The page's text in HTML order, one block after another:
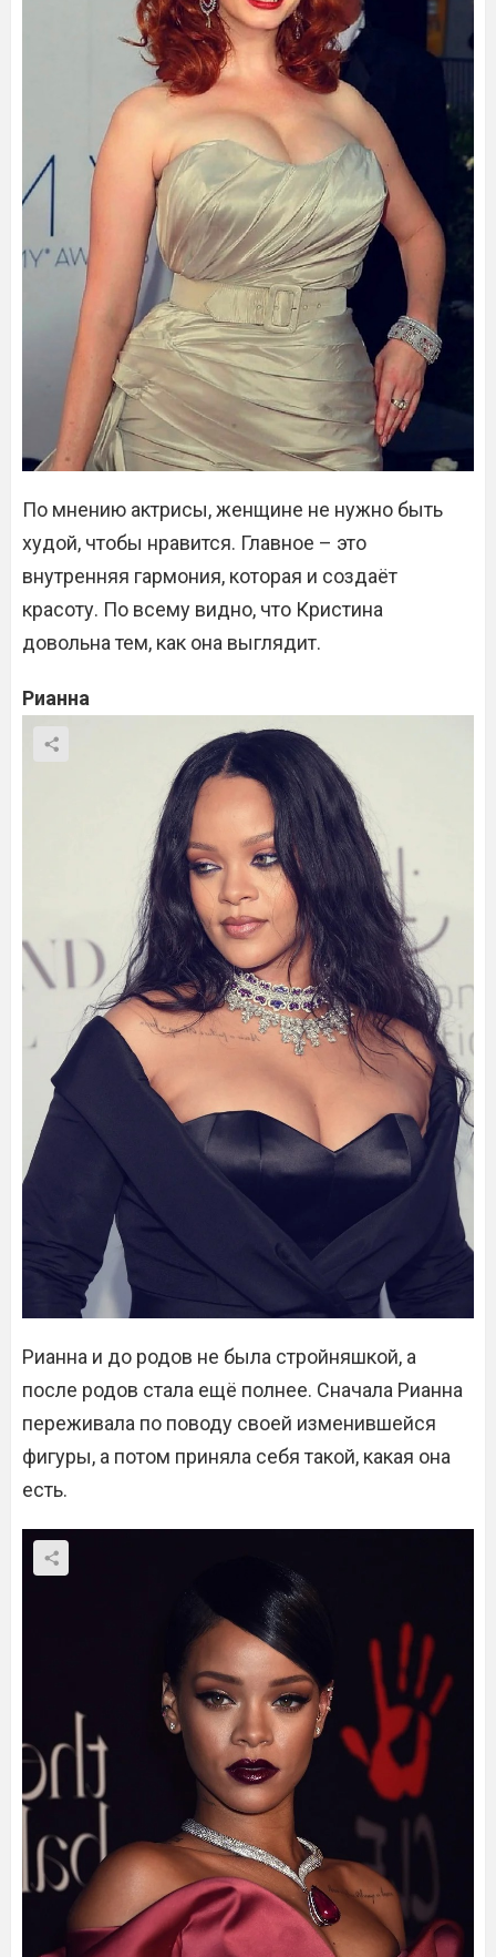
По мнению актрисы, женщине не нужно быть
худой, чтобы нравится. Главное – это
внутренняя гармония, которая и создаёт
красоту. По всему видно, что Кристина
довольна тем, как она выглядит.
Рианна
Рианна и до родов не была стройняшкой, а
после родов стала ещё полнее. Сначала Рианна
переживала по поводу своей изменившейся
фигуры, а потом приняла себя такой, какая она
есть.